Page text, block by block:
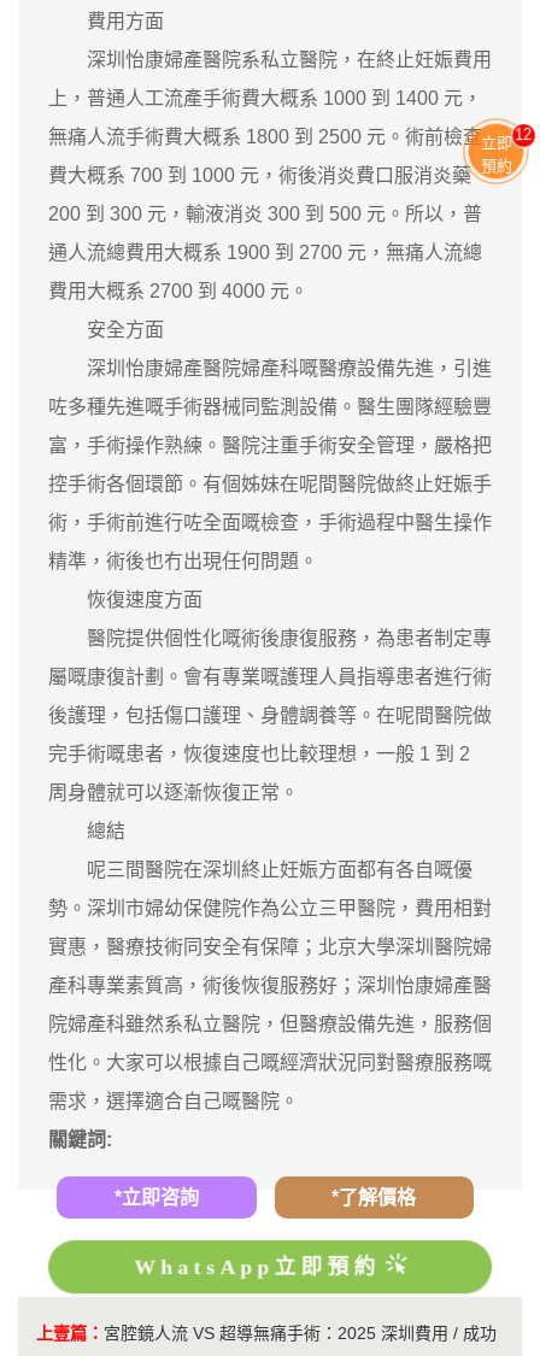
費用方面
深圳怡康婦產醫院系私立醫院，在終止妊娠費用
上，普通人工流產手術費大概系 1000 到 1400 元，
無痛人流手術費大概系 1800 到 2500 元。術前檢查
費大概系 700 到 1000 元，術後消炎費口服消炎藥
200 到 300 元，輸液消炎 300 到 500 元。所以，普
通人流總費用大概系 1900 到 2700 元，無痛人流總
費用大概系 2700 到 4000 元。
安全方面
深圳怡康婦產醫院婦產科嘅醫療設備先進，引進
咗多種先進嘅手術器械同監測設備。醫生團隊經驗豐
富，手術操作熟練。醫院注重手術安全管理，嚴格把
控手術各個環節。有個姊妹在呢間醫院做終止妊娠手
術，手術前進行咗全面嘅檢查，手術過程中醫生操作
精準，術後也冇出現任何問題。
恢復速度方面
醫院提供個性化嘅術後康復服務，為患者制定專
屬嘅康復計劃。會有專業嘅護理人員指導患者進行術
後護理，包括傷口護理、身體調養等。在呢間醫院做
完手術嘅患者，恢復速度也比較理想，一般 1 到 2
周身體就可以逐漸恢復正常。
總結
呢三間醫院在深圳終止妊娠方面都有各自嘅優
勢。深圳市婦幼保健院作為公立三甲醫院，費用相對
實惠，醫療技術同安全有保障；北京大學深圳醫院婦
產科專業素質高，術後恢復服務好；深圳怡康婦產醫
院婦產科雖然系私立醫院，但醫療設備先進，服務個
性化。大家可以根據自己嘅經濟狀況同對醫療服務嘅
需求，選擇適合自己嘅醫院。
關鍵詞:
*立即咨詢 *了解價格
WhatsApp立即預約
上壹篇： ​宮腔鏡人流 VS 超導無痛手術：2025 深圳費用 / 成功
立即
預約
11